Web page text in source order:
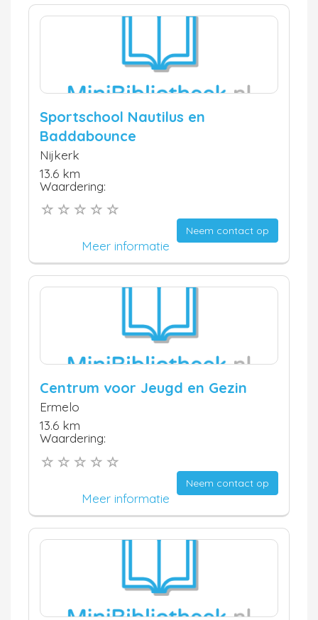
Sportschool Nautilus en
Baddabounce
Nijkerk
13.6 km
Waardering:
Neem contact op
Meer informatie
Centrum voor Jeugd en Gezin
Ermelo
13.6 km
Waardering:
Neem contact op
Meer informatie